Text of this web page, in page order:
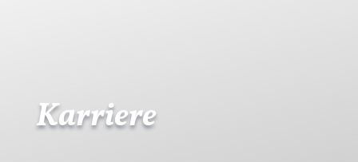
Karriere